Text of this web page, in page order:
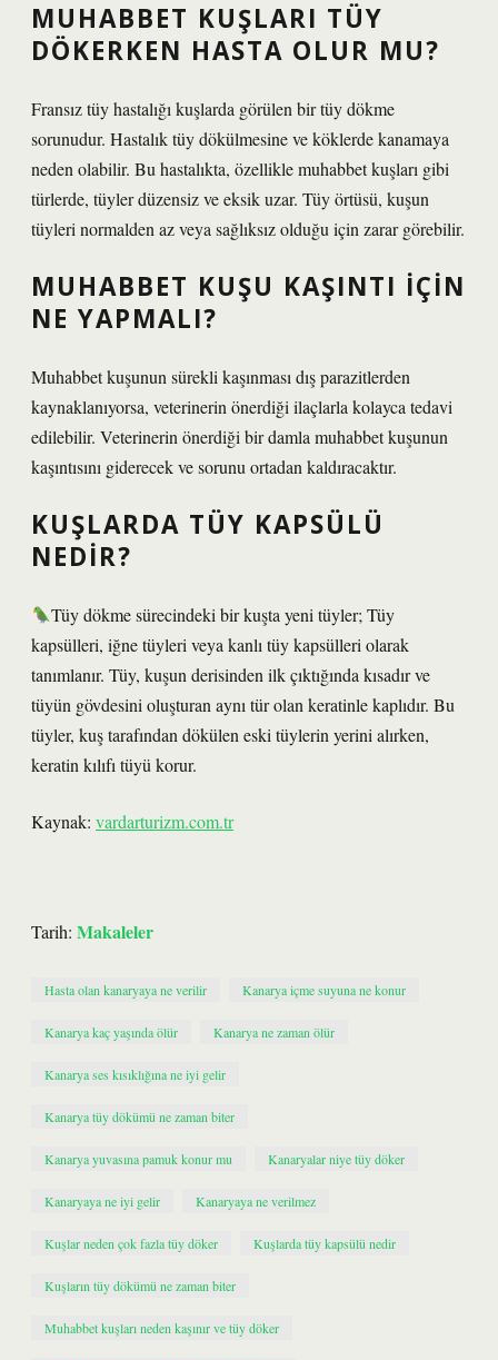
MUHABBET KUŞLARI TÜY
DÖKERKEN HASTA OLUR MU?
Fransız tüy hastalığı kuşlarda görülen bir tüy dökme
sorunudur. Hastalık tüy dökülmesine ve köklerde kanamaya
neden olabilir. Bu hastalıkta, özellikle muhabbet kuşları gibi
türlerde, tüyler düzensiz ve eksik uzar. Tüy örtüsü, kuşun
tüyleri normalden az veya sağlıksız olduğu için zarar görebilir.
MUHABBET KUŞU KAŞINTI IÇIN
NE YAPMALI?
Muhabbet kuşunun sürekli kaşınması dış parazitlerden
kaynaklanıyorsa, veterinerin önerdiği ilaçlarla kolayca tedavi
edilebilir. Veterinerin önerdiği bir damla muhabbet kuşunun
kaşıntısını giderecek ve sorunu ortadan kaldıracaktır.
KUŞLARDA TÜY KAPSÜLÜ
NEDIR?
Tüy dökme sürecindeki bir kuşta yeni tüyler; Tüy
kapsülleri, iğne tüyleri veya kanlı tüy kapsülleri olarak
tanımlanır. Tüy, kuşun derisinden ilk çıktığında kısadır ve
tüyün gövdesini oluşturan aynı tür olan keratinle kaplıdır. Bu
tüyler, kuş tarafından dökülen eski tüylerin yerini alırken,
keratin kılıfı tüyü korur.
Kaynak: vardarturizm.com.tr
Tarih: Makaleler
Hasta olan kanaryaya ne verilir Kanarya içme suyuna ne konur
Kanarya kaç yaşında ölür Kanarya ne zaman ölür
Kanarya ses kısıklığına ne iyi gelir
Kanarya tüy dökümü ne zaman biter
Kanarya yuvasına pamuk konur mu Kanaryalar niye tüy döker
Kanaryaya ne iyi gelir Kanaryaya ne verilmez
Kuşlar neden çok fazla tüy döker Kuşlarda tüy kapsülü nedir
Kuşların tüy dökümü ne zaman biter
Muhabbet kuşları neden kaşınır ve tüy döker